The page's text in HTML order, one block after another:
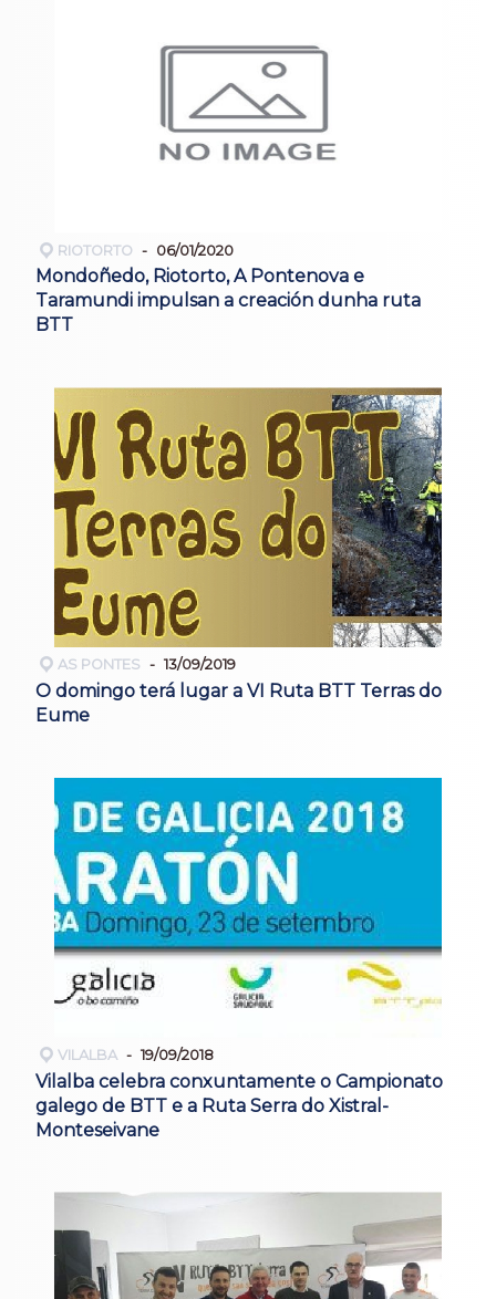
RIOTORTO 06/01/2020
Mondoñedo, Riotorto, A Pontenova e
Taramundi impulsan a creación dunha ruta
BTT
AS PONTES 13/09/2019
O domingo terá lugar a VI Ruta BTT Terras do
Eume
VILALBA 19/09/2018
Vilalba celebra conxuntamente o Campionato
galego de BTT e a Ruta Serra do Xistral-
Monteseivane